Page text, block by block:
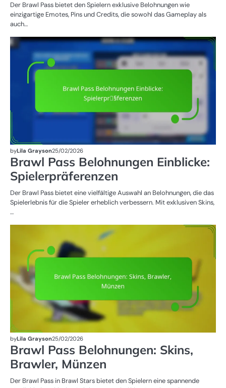
Der Brawl Pass bietet den Spielern exklusive Belohnungen wie
einzigartige Emotes, Pins und Credits, die sowohl das Gameplay als
auch…
byLila Grayson25/02/2026
Brawl Pass Belohnungen Einblicke:
Spielerpräferenzen
Der Brawl Pass bietet eine vielfältige Auswahl an Belohnungen, die das
Spielerlebnis für die Spieler erheblich verbessern. Mit exklusiven Skins,
…
byLila Grayson25/02/2026
Brawl Pass Belohnungen: Skins,
Brawler, Münzen
Der Brawl Pass in Brawl Stars bietet den Spielern eine spannende